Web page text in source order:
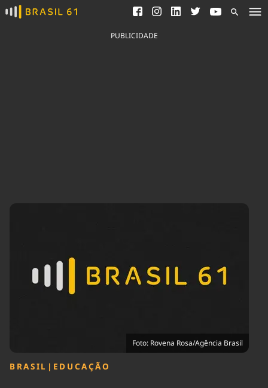
Ver todas as notícias
Saneamento
Indicadores
Tecnologia
Cinema
Infraestrutura
Internacional
PUBLICIDADE
Foto: Rovena Rosa/Agência Brasil
BRASIL | EDUCAÇÃO